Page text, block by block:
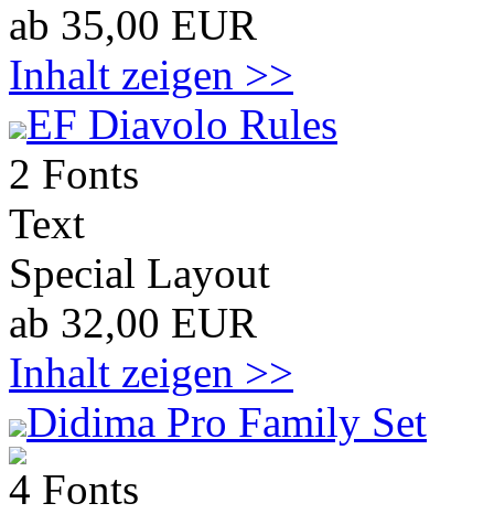
ab 35,00 EUR
Inhalt zeigen >>
EF Diavolo Rules
2 Fonts
Text
Special Layout
ab 32,00 EUR
Inhalt zeigen >>
Didima Pro Family Set
4 Fonts